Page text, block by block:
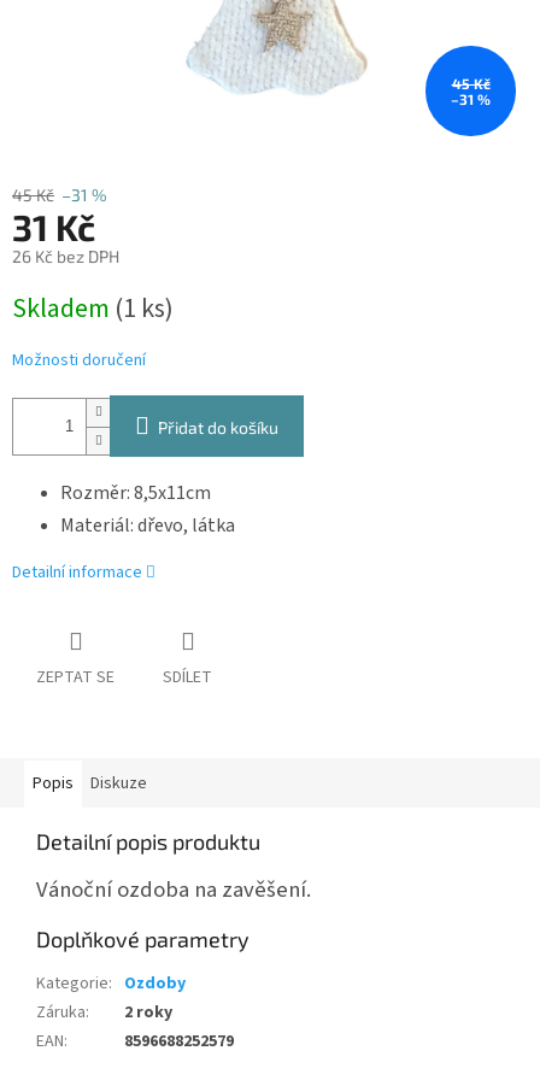
45 Kč
–31 %
45 Kč –31 %
31 Kč
26 Kč bez DPH
cena:
Skladem (1 ks)
Možnosti doručení
Přidat do košíku
Rozměr: 8,5x11cm
Materiál: dřevo, látka
Detailní informace
ZEPTAT SE SDÍLET
Popis Diskuze
Detailní popis produktu
Vánoční ozdoba na zavěšení.
Doplňkové parametry
Kategorie: Ozdoby
Záruka:
2 roky
EAN: 8596688252579